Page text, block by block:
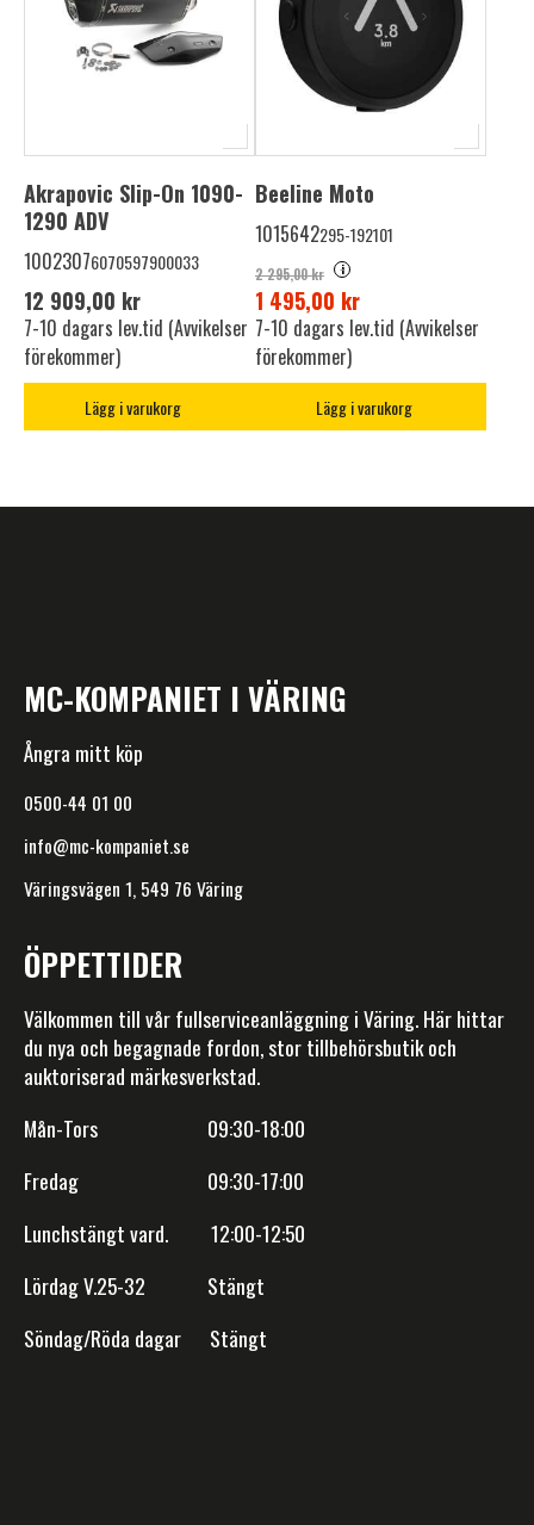
Akrapovic Slip-On 1090-
1290 ADV
10023076070597900033
12 909,00 kr
7-10 dagars lev.tid (Avvikelser
förekommer)
Lägg i varukorg
Beeline Moto
1015642295-192101
2 295,00 kr i
1 495,00 kr
7-10 dagars lev.tid (Avvikelser
förekommer)
Lägg i varukorg
MC-KOMPANIET I VÄRING
Ångra mitt köp
0500-44 01 00
info@mc-kompaniet.se
Väringsvägen 1, 549 76 Väring
ÖPPETTIDER
Välkommen till vår fullserviceanläggning i Väring. Här hittar
du nya och begagnade fordon, stor tillbehörsbutik och
auktoriserad märkesverkstad.
Mån-Tors 09:30-18:00
Fredag 09:30-17:00
Lunchstängt vard. 12:00-12:50
Lördag V.25-32 Stängt
Söndag/Röda dagar Stängt